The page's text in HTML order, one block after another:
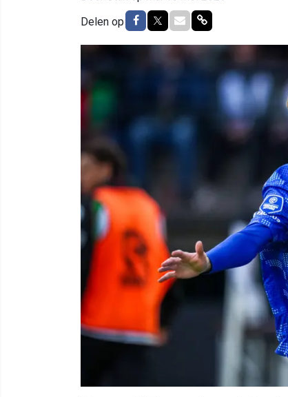
Delen op Delen op Facebook
Delen op Twitter
Delen via Mail
Delen via link